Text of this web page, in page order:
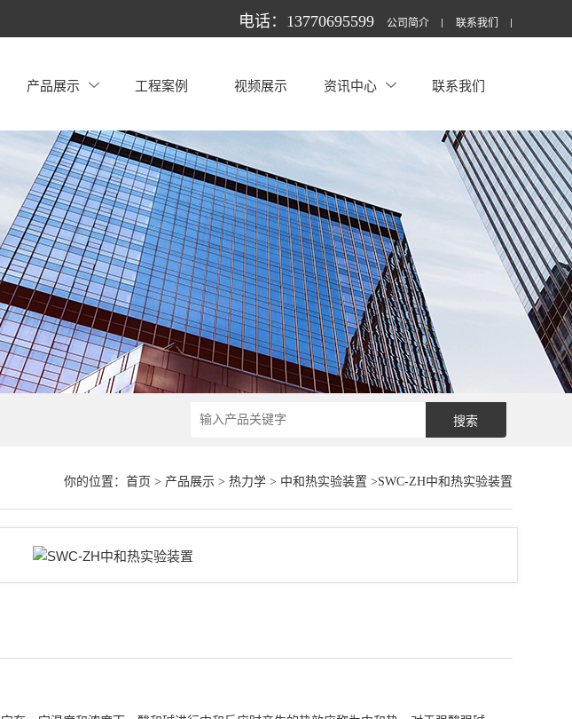
电话：13770695599 公司简介 联系我们
产品展示 工程案例 视频展示 资讯中心 联系我们
你的位置： 首页 > 产品展示> 热力学> 中和热实验装置 >SWC-ZH中和热实验装置